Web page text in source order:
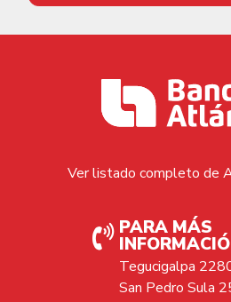
Ver listado completo de
PARA MÁS
Tegucigalpa
San Pedro Sula